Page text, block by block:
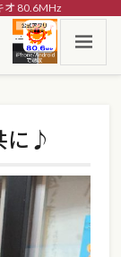
オ 80.6MHz
に♪